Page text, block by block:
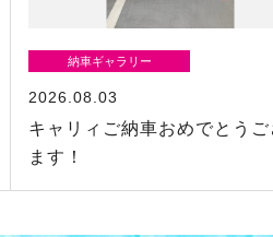
納車ギャラリー
2026.08.03
キャリィご納車おめでとう
ます！